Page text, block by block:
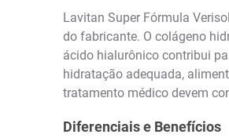
Lavitan Super Fórmula
do fabricante. O colágeno
ácido hialurônico contribui
hidratação adequada,
tratamento médico devem
Diferenciais e Benefícios